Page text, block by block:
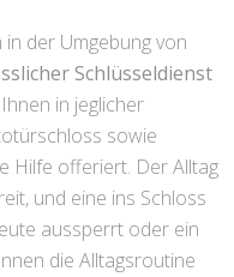
der Umgebung von
Schlüsseldienst
in jeglicher
sowie
Hilfe offeriert. Der Alltag
und eine ins Schloss
aussperrt oder ein
die Alltagsroutine